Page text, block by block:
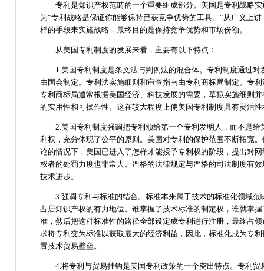
专利是知识产权范畴的一个重要组成部分。美国是专利战略实
为“专利战略是保证你能够保持已获竞争优势的工具。“从广义上
样的手段来实施战略，最终目的是保持竞争优势和市场份额。
从美国专利制度的发展来看，主要有以下特点：
1.美国专利制度是条文法与判例法的混合体。专利制度通过对
由国会制定。专利法实施细则和审查指南由专利商标局制定。专
专利商标局通常根据美国经济、科技发展的需要，草拟实施细则
的实用性和可操作性。这在较大程度上使美国专利制度具有灵活
2.美国专利制度强调把专利颁给第一个专利发明人，而不是给
利权，充分体现了公平的原则。美国对专利的保护范围不断拓宽
论的情况下，美国已进入了怎样才能授予专利权的阶段，提出对
权者的处罚力度也非常大。严格的法律规定与严格的司法制度有
技术进步。
3.强调专利与标准的结合。标准本来属于技术的标准化领域范
占居知识产权的有力地位。谁掌握了技术标准的制定权，谁就掌
准，然后把这种标准性的路径全部设定成专利进行注册，最终占
求将专利变为标准以获取最大的经济利益，因此，标准化成为专
置技术贸易壁垒。
4.将专利与贸易挂钩是美国专利政策的一个突出特点。专利贸